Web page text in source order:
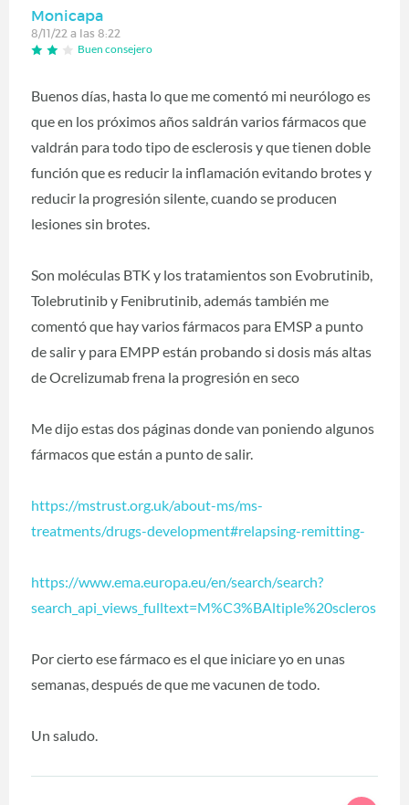
Monicapa
8/11/22 a las 8:22
Buen consejero
Buenos días, hasta lo que me comentó mi neurólogo es
que en los próximos años saldrán varios fármacos que
valdrán para todo tipo de esclerosis y que tienen doble
función que es reducir la inflamación evitando brotes y
reducir la progresión silente, cuando se producen
lesiones sin brotes.
Son moléculas BTK y los tratamientos son Evobrutinib,
Tolebrutinib y Fenibrutinib, además también me
comentó que hay varios fármacos para EMSP a punto
de salir y para EMPP están probando si dosis más altas
de Ocrelizumab frena la progresión en seco
Me dijo estas dos páginas donde van poniendo algunos
fármacos que están a punto de salir.
https://mstrust.org.uk/about-ms/ms-
treatments/drugs-development#relapsing-remitting-
https://www.ema.europa.eu/en/search/search?
search_api_views_fulltext=M%C3%BAltiple%20scleros
Por cierto ese fármaco es el que iniciare yo en unas
semanas, después de que me vacunen de todo.
Un saludo.